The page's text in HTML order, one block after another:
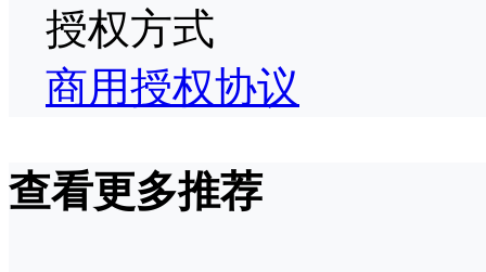
授权方式
商用授权协议
查看更多推荐